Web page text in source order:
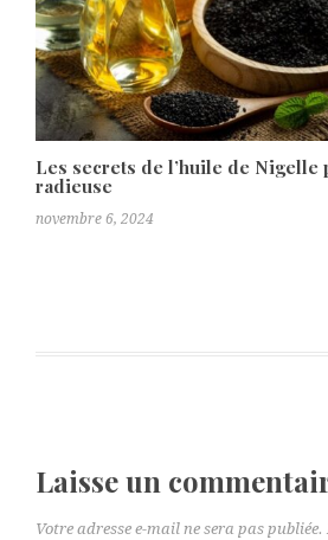
Les secrets de l’huile de Nigelle
radieuse
novembre 6, 2024
Laisse un
Votre adresse e-mail ne sera pas publiée.